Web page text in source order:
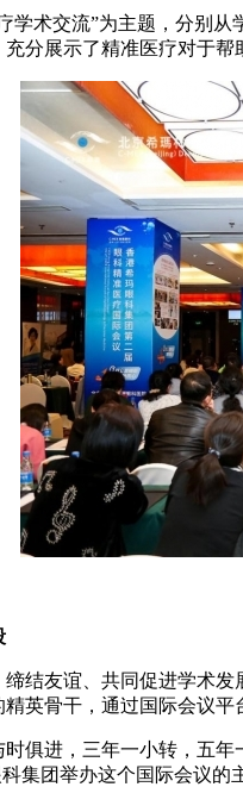
术交流”为主题，分别从
分展示了精准医疗对于帮
友谊、共同促进学术发
英骨干，通过国际会议
进，三年一小转，五年
集团举办这个国际会议